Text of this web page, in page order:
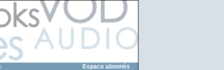
Espace abonnés